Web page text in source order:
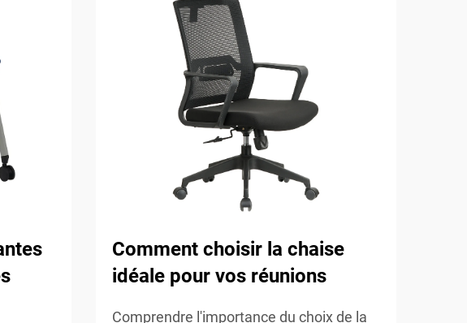
Comment choisir la chaise
idéale pour vos réunions
Comprendre l'importance du choix de la